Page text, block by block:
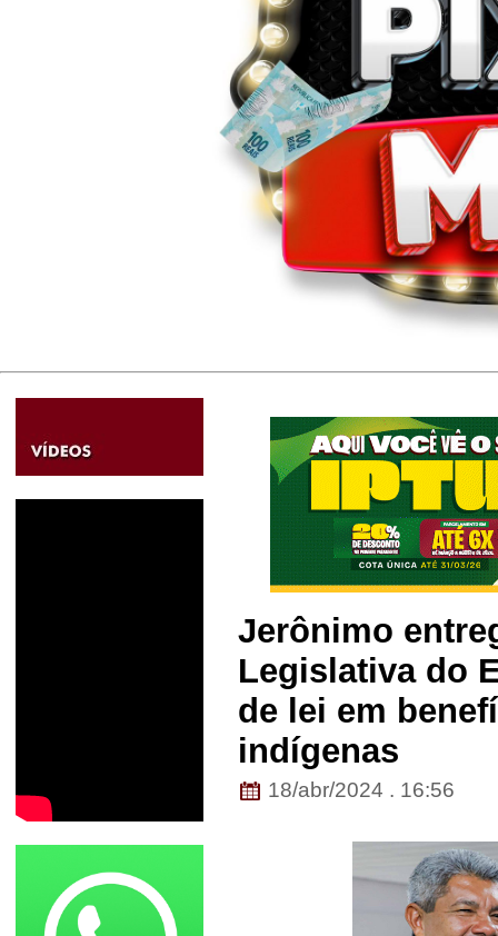
Jerônimo
Legislativa do
de lei em
indígenas
18/abr/2024 . 16:56